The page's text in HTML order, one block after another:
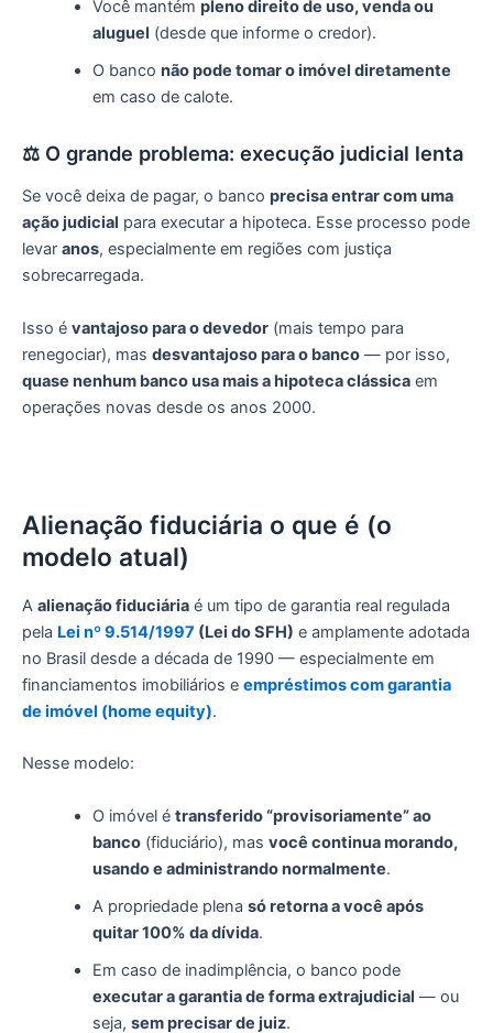
Você mantém pleno direito de uso, venda ou
aluguel (desde que informe o credor).
O banco não pode tomar o imóvel diretamente
em caso de calote.
⚖️ O grande problema: execução judicial lenta
Se você deixa de pagar, o banco precisa entrar com uma
ação judicial para executar a hipoteca. Esse processo pode
levar anos, especialmente em regiões com justiça
sobrecarregada.
Isso é vantajoso para o devedor (mais tempo para
renegociar), mas desvantajoso para o banco — por isso,
quase nenhum banco usa mais a hipoteca clássica em
operações novas desde os anos 2000.
Alienação fiduciária o que é (o
modelo atual)
A alienação fiduciária é um tipo de garantia real regulada
pela Lei nº 9.514/1997 (Lei do SFH) e amplamente adotada
no Brasil desde a década de 1990 — especialmente em
financiamentos imobiliários e empréstimos com garantia
de imóvel (home equity).
Nesse modelo:
O imóvel é transferido “provisoriamente” ao
banco(fiduciário), mas você continua morando,
usando e administrando normalmente.
A propriedade plena só retorna a você após
quitar 100% da dívida.
Em caso de inadimplência, o banco pode
executar a garantia de forma extrajudicial — ou
seja, sem precisar de juiz.